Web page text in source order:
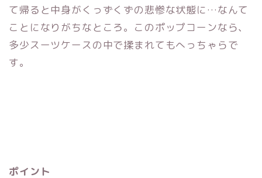
て帰ると中身がくっずくずの悲惨な状態に…なんて
ことになりがちなところ。このポップコーンなら、
多少スーツケースの中で揉まれてもへっちゃらで
す。
ポイント